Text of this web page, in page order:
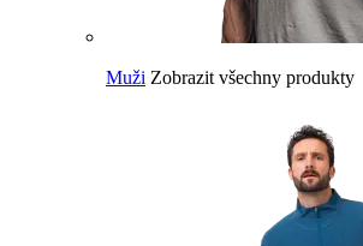
Muži Zobrazit všechny produkty